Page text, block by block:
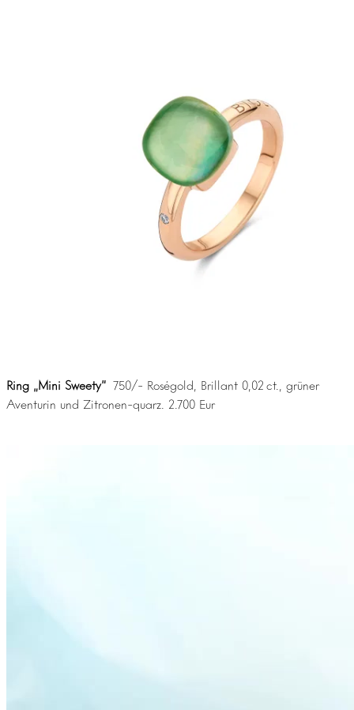
Ring „Mini Sweety“ 750/- Roségold, Brillant 0,02 ct., grüner
Aventurin und Zitronen-quarz. 2.700 Eur